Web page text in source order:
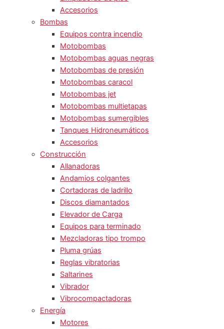
Accesorios
Bombas
Equipos contra incendio
Motobombas
Motobombas aguas negras
Motobombas de presión
Motobombas caracol
Motobombas jet
Motobombas multietapas
Motobombas sumergibles
Tanques Hidroneumáticos
Accesorios
Construcción
Allanadoras
Andamios colgantes
Cortadoras de ladrillo
Discos diamantados
Elevador de Carga
Equipos para terminado
Mezcladoras tipo trompo
Pluma grúas
Reglas vibratorias
Saltarines
Vibrador
Vibrocompactadoras
Energía
Motores